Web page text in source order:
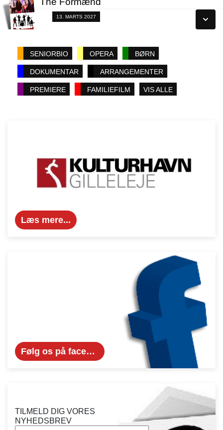
Se alle dage
13. MARTS 2027
Se alle dage
Læs mere
SENIORBIO OPERA BØRN
DOKUMENTAR ARRANGEMENTER
PREMIERE FAMILIEFILM VIS ALLE
Læs mere...
Følg os på facebook...
TILMELD DIG VORES
NYHEDSBREV